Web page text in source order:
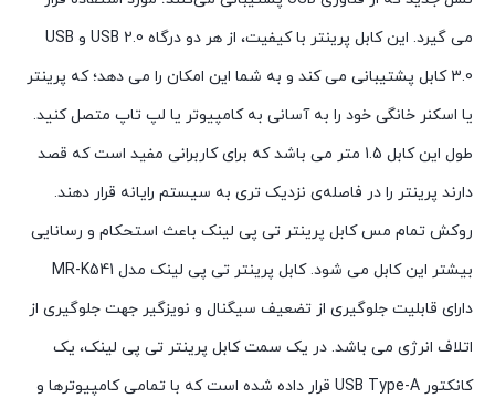
می گیرد. این کابل پرینتر با کیفیت، از هر دو درگاه USB 2.0 و USB
3.0 کابل پشتیبانی می کند و به شما این امکان را می دهد؛ که پرینتر
یا اسکنر خانگی خود را به آسانی به کامپیوتر یا لپ تاپ متصل کنید.
طول این کابل 1.5 متر می باشد که برای کاربرانی مفید است که قصد
دارند پرینتر را در فاصله‌ی نزدیک تری به سیستم رایانه قرار دهند.
روکش تمام مس کابل پرینتر تی پی لینک باعث استحکام و رسانایی
بیشتر این کابل می شود. کابل پرینتر تی پی لینک مدل MR-K541
دارای قابلیت جلوگیری از تضعیف سیگنال و نویزگیر جهت جلوگیری از
اتلاف انرژی می باشد. در یک سمت کابل پرینتر تی پی لینک، یک
کانکتور USB Type-A قرار داده شده است که با تمامی کامپیوترها و